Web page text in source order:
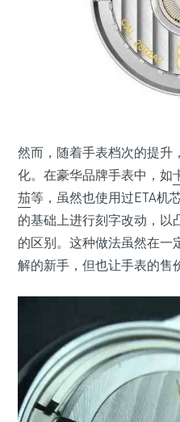
然而，随着手表档次的提升
化。在豪华品牌手表中，如
茄等，虽然也使用过ETA机
的基础上进行刻字改动，以
的区别。这种做法虽然在一
解的新手，但也让手表的售